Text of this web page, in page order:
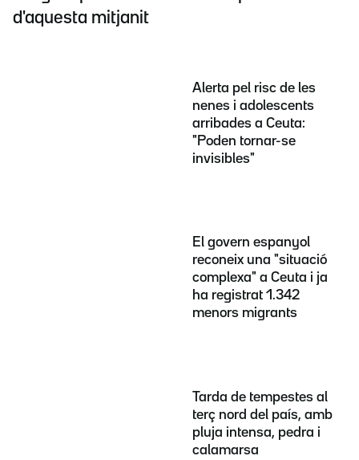
d'aquesta mitjanit
Alerta pel risc de les
nenes i adolescents
arribades a Ceuta:
"Poden tornar-se
invisibles"
El govern espanyol
reconeix una "situació
complexa" a Ceuta i ja
ha registrat 1.342
menors migrants
Tarda de tempestes al
terç nord del país, amb
pluja intensa, pedra i
calamarsa